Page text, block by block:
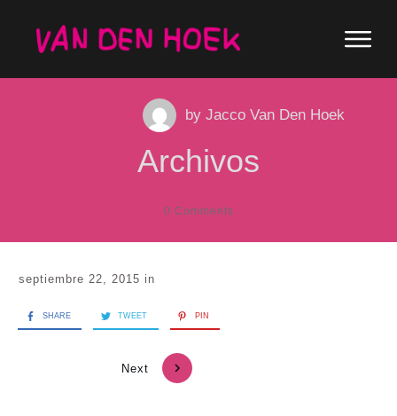
byJacco Van Den Hoek
Archivos
0 Comments
septiembre 22, 2015 in
SHARE TWEET PIN
Next